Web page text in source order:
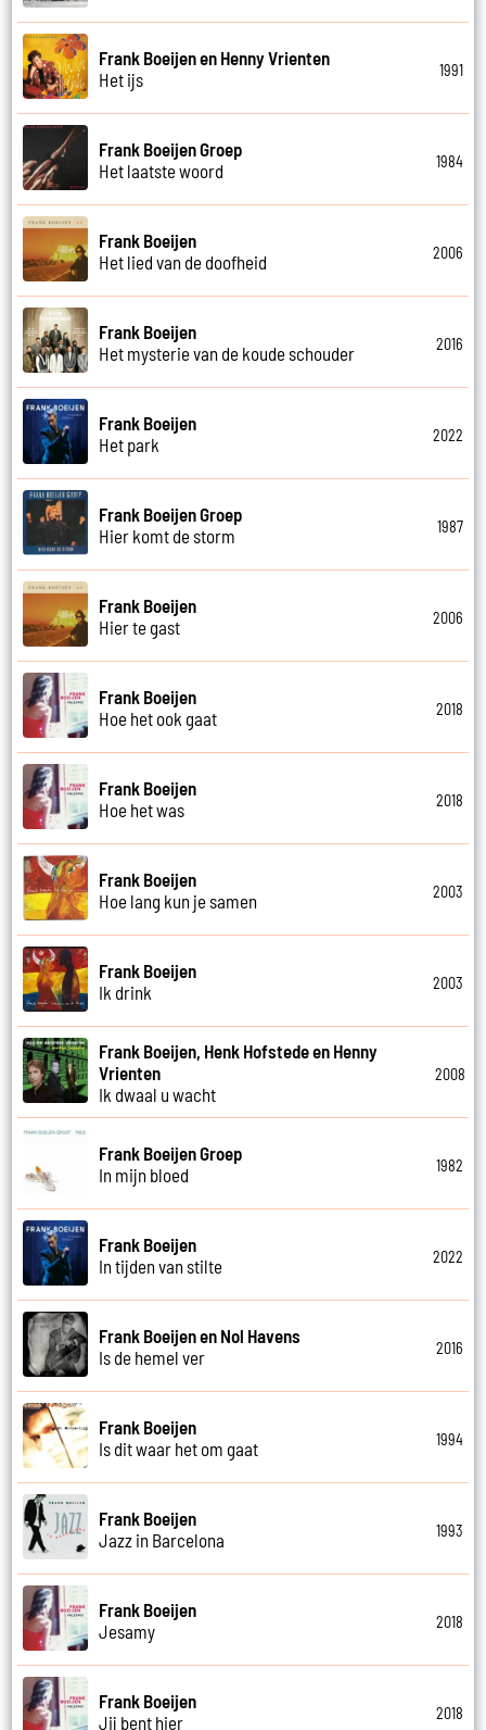
Frank Boeijen en Henny Vrienten
Het ijs
1991
Frank Boeijen Groep
Het laatste woord
1984
Frank Boeijen
Het lied van de doofheid
2006
Frank Boeijen
Het mysterie van de koude schouder
2016
Frank Boeijen
Het park
2022
Frank Boeijen Groep
Hier komt de storm
1987
Frank Boeijen
Hier te gast
2006
Frank Boeijen
Hoe het ook gaat
2018
Frank Boeijen
Hoe het was
2018
Frank Boeijen
Hoe lang kun je samen
2003
Frank Boeijen
Ik drink
2003
Frank Boeijen, Henk Hofstede en Henny
Vrienten
Ik dwaal u wacht
2008
Frank Boeijen Groep
In mijn bloed
1982
Frank Boeijen
In tijden van stilte
2022
Frank Boeijen en Nol Havens
Is de hemel ver
2016
Frank Boeijen
Is dit waar het om gaat
1994
Frank Boeijen
Jazz in Barcelona
1993
Frank Boeijen
Jesamy
2018
Frank Boeijen
Jij bent hier
2018